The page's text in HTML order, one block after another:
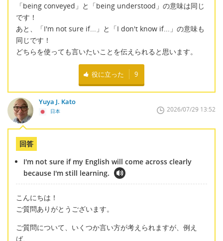
「being conveyed」と「being understood」の意味は同じ
です！
あと、「I'm not sure if...」と「I don't know if...」の意味も
同じです！
どちらを使っても言いたいことを伝えられると思います。
役に立った 9
Yuya J. Kato
日本 2026/07/29 13:52
回答
I'm not sure if my English will come across clearly
because I'm still learning.
こんにちは！
ご質問ありがとうございます。
ご質問について、いくつか言い方が考えられますが、例え
ば、